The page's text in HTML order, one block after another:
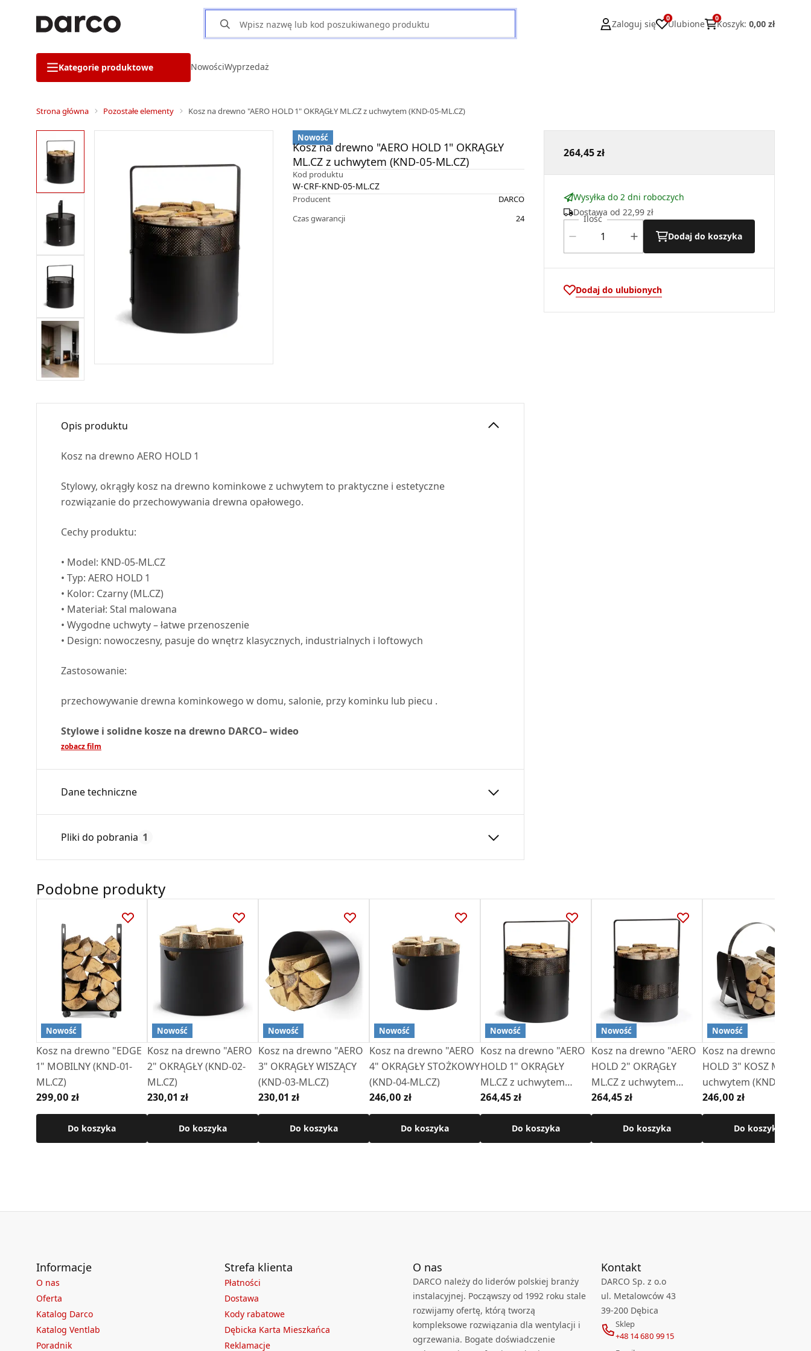
Zaloguj się
0
Ulubione
0
Koszyk: 0,00 zł
Kategorie produktowe NowościWyprzedaż
Strona główna Pozostałe elementy Kosz na drewno "AERO HOLD 1" OKRĄGŁY ML.CZ z uchwytem (KND-05-ML.CZ)
Nowość
Kosz na drewno "AERO HOLD 1" OKRĄGŁY
ML.CZ z uchwytem (KND-05-ML.CZ)
Kod produktu
W-CRF-KND-05-ML.CZ
Producent
DARCO
Czas gwarancji
24
264,45 zł
Wysyłka do 2 dni roboczych
Dostawa od 22,99 zł
Ilość
Dodaj do koszyka
Dodaj do ulubionych
Opis produktu
Kosz na drewno AERO HOLD 1
Stylowy, okrągły kosz na drewno kominkowe z uchwytem to praktyczne i estetyczne
rozwiązanie do przechowywania drewna opałowego.
Cechy produktu:
• Model: KND-05-ML.CZ
• Typ: AERO HOLD 1
• Kolor: Czarny (ML.CZ)
• Materiał: Stal malowana
• Wygodne uchwyty – łatwe przenoszenie
• Design: nowoczesny, pasuje do wnętrz klasycznych, industrialnych i loftowych
Zastosowanie:
przechowywanie drewna kominkowego w domu, salonie, przy kominku lub piecu .
Stylowe i solidne kosze na drewno DARCO– wideo
zobacz film
Dane techniczne
Pliki do pobrania 1
DGP-Kosze na drewno-202506-PL-2.pdf
Podobne produkty
Nowość
Kosz na drewno "EDGE
1" MOBILNY (KND-01-
ML.CZ)
299,00 zł
Do koszyka
Nowość
Kosz na drewno "AERO
2" OKRĄGŁY (KND-02-
ML.CZ)
230,01 zł
Do koszyka
Nowość
Kosz na drewno "AERO
3" OKRĄGŁY WISZĄCY
(KND-03-ML.CZ)
230,01 zł
Do koszyka
Nowość
Kosz na drewno "AERO
4" OKRĄGŁY STOŻKOWY
(KND-04-ML.CZ)
246,00 zł
Do koszyka
Nowość
Kosz na drewno "AERO
HOLD 1" OKRĄGŁY
ML.CZ z uchwytem
(KND-05-ML.CZ)
264,45 zł
Do koszyka
Nowość
Kosz na drewno "AERO
HOLD 2" OKRĄGŁY
ML.CZ z uchwytem
(KND-06-ML.CZ)
264,45 zł
Do koszyka
Nowość
Kosz na drewno "AERO
HOLD 3" KOSZ ML.CZ z
uchwytem (KND-07-
ML.CZ)
246,00 zł
Do koszyka
Informacje
O nas
Oferta
Katalog Darco
Katalog Ventlab
Poradnik
Strefa klienta
Płatności
Dostawa
Kody rabatowe
Dębicka Karta Mieszkańca
Reklamacje
O nas
DARCO należy do liderów polskiej branży
instalacyjnej. Począwszy od 1992 roku stale
rozwijamy ofertę, którą tworzą
kompleksowe rozwiązania dla wentylacji i
ogrzewania. Bogate doświadczenie
Kontakt
DARCO Sp. z o.o
ul. Metalowców 43
39-200 Dębica
Sklep
+48 14 680 99 15